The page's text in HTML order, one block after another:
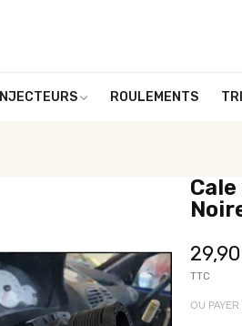
INJECTEURS ROULEMENTS
TTC
OU PAYER